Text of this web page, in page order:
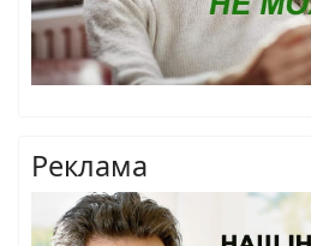
Реклама